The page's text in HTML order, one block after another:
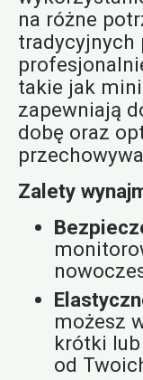
na różne
tradycyjnych
takie jak
zapewniają
dobę oraz
Zalety
możesz
krótki lub
od